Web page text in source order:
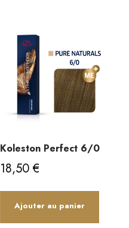
Koleston Perfect 6/0
18,50€
Ajouter au panier